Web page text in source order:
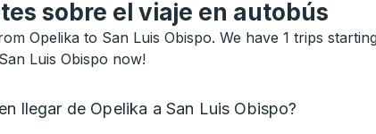
sobre el viaje en autobús
Opelika to San Luis Obispo. We have 1 trips
Luis Obispo now!
llegar de Opelika a San Luis Obispo?